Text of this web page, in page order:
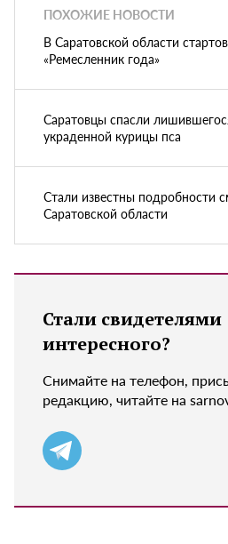
ПОХОЖИЕ НОВОСТИ
В Саратовской области
«Ремесленник года»
Саратовцы спасли
украденной курицы пса
Стали известны подробности
Саратовской области
Стали свидетелями
интересного?
Снимайте на телефон,
редакцию, читайте на